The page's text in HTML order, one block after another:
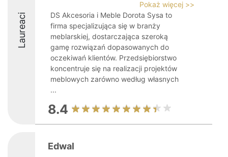
Laureaci
Pokaż więcej >>
DS Akcesoria i Meble Dorota Sysa to
firma specjalizująca się w branży
meblarskiej, dostarczająca szeroką
gamę rozwiązań dopasowanych do
oczekiwań klientów. Przedsiębiorstwo
koncentruje się na realizacji projektów
meblowych zarówno według własnych
...
8.4
Edwal